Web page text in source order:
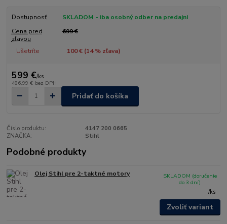
Dostupnosť
SKLADOM - iba osobný odber na predajni
Cena pred
zľavou
699 €
Ušetríte 100 € (14% zľava)
599 €/ks
486,99 € bez DPH
Pridať do košíka
Číslo produktu:
4147 200 0665
ZNAČKA:
Stihl
Podobné produkty
Olej Stihl pre 2-taktné motory
/ks
SKLADOM (doručenie
do 3 dní)
Zvoliť variant